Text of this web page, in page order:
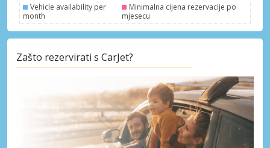
Posebni popusti
Prijava putem eLinka
Vehicle availability per
month
Minimalna cijena rezervacije po
mjesecu
Zašto rezervirati s CarJet?